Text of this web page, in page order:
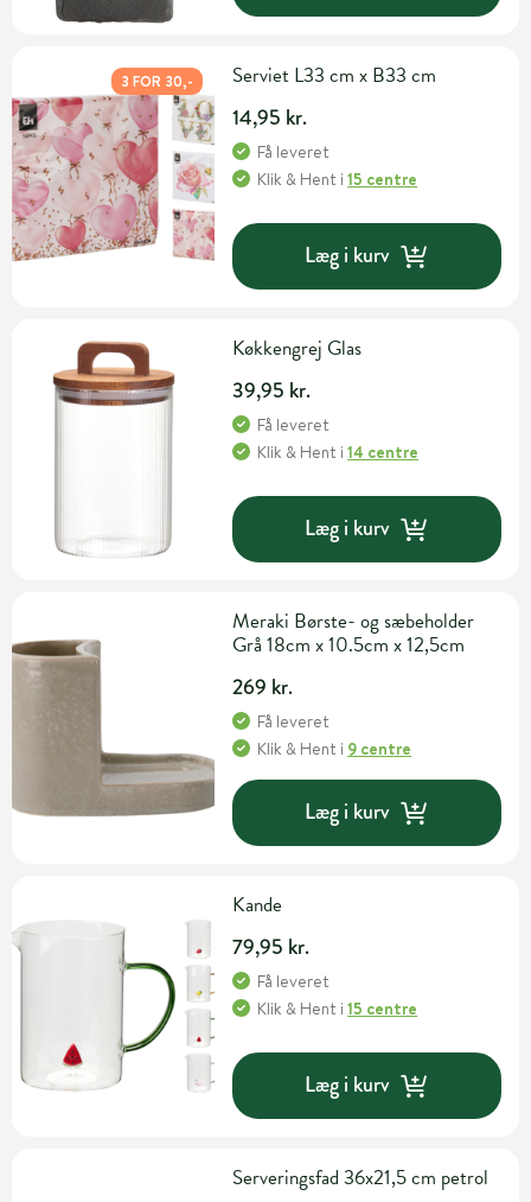
3 FOR 30,- Serviet L33 cm x B33 cm
14,95 kr.
Få leveret
Klik & Hent i15 centre
Læg i kurv
Køkkengrej Glas
39,95 kr.
Få leveret
Klik & Hent i14 centre
Læg i kurv
Meraki Børste- og sæbeholder
Grå 18cm x 10.5cm x 12,5cm
269 kr.
Få leveret
Klik & Hent i 9 centre
Læg i kurv
Kande
79,95 kr.
Få leveret
Klik & Hent i15 centre
Læg i kurv
Serveringsfad 36x21,5 cm petrol